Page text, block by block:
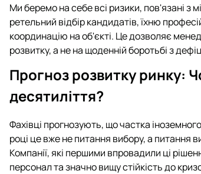
Ми беремо на себе всі ризики, пов'язані з
ретельний відбір кандидатів, їхню
координацію на об'єкті. Це дозволяє
розвитку, а не на щоденній боротьбі з
Прогноз розвитку ринку:
десятиліття?
Фахівці прогнозують, що частка
році це вже не питання вибору, а питання
Компанії, які першими впровадили ці
персонал та значно вищу стійкість до